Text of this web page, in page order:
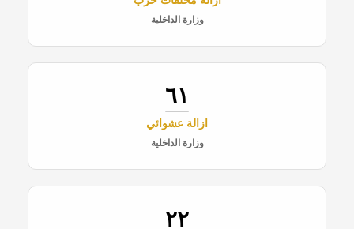
وزارة الداخلية
٦١
ازالة عشوائي
وزارة الداخلية
٢٢